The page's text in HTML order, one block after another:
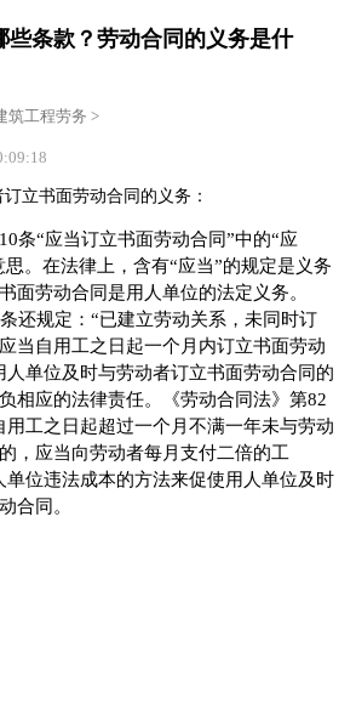
些条款？劳动合同的义务是什
筑工程劳务 >
立书面劳动合同的义务：
条“应当订立书面劳动合同”中的“应
思。在法律上，含有“应当”的规定是义务
面劳动合同是用人单位的法定义务。
还规定：“已建立劳动关系，未同时订
当自用工之日起一个月内订立书面劳动
人单位及时与劳动者订立书面劳动合同的
相应的法律责任。《劳动合同法》第82
用工之日起超过一个月不满一年未与劳动
，应当向劳动者每月支付二倍的工
单位违法成本的方法来促使用人单位及时
合同。